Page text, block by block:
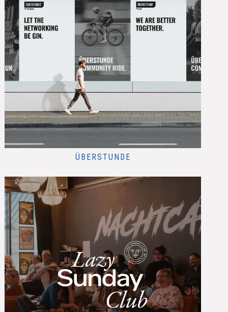
ÜBERSTUNDE